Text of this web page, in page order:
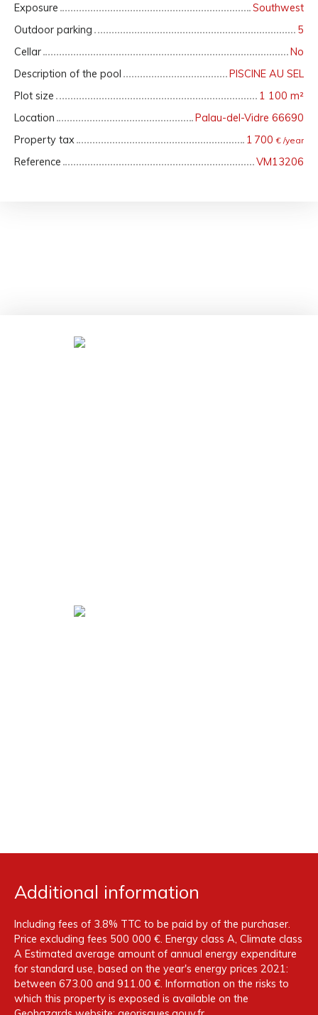
Exposure
Southwest
Outdoor parking
5
Cellar
No
Description of the pool
PISCINE AU SEL
Plot size
1 100 m²
Location
Palau-del-Vidre 66690
Property tax
1 700€ /year
Reference VM13206
Additional information
Including fees of 3.8% TTC to be paid by of the purchaser.
Price excluding fees 500 000 €. Energy class A, Climate class
A Estimated average amount of annual energy expenditure
for standard use, based on the year's energy prices 2021:
between 673.00 and 911.00 €. Information on the risks to
which this property is exposed is available on the